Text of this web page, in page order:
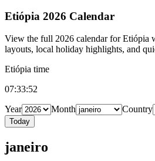
Etiópia 2026 Calendar
View the full 2026 calendar for Etiópia
layouts, local holiday highlights, and
Etiópia time
07:33:53
Year
Month Country
Today
janeiro